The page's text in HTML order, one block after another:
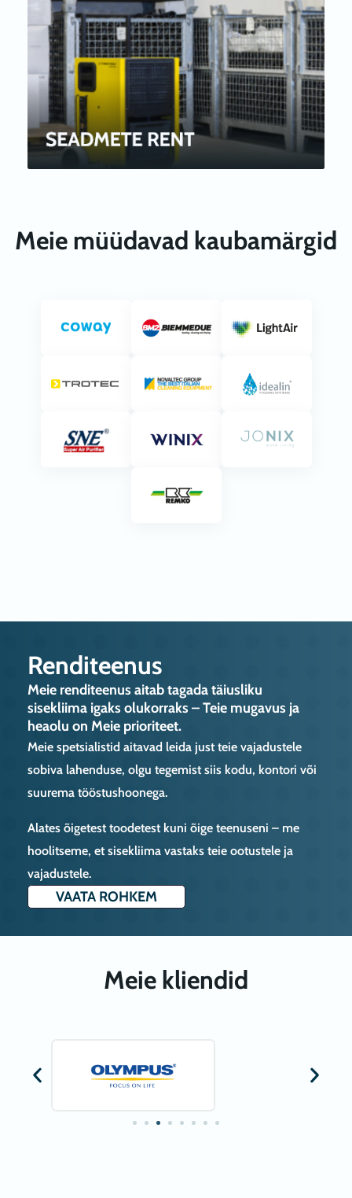
Meie müüdavad kaubamärgid
Renditeenus
Meie renditeenus aitab tagada täiusliku
sisekliima igaks olukorraks – Teie mugavus ja
heaolu on Meie prioriteet.
Meie spetsialistid aitavad leida just teie vajadustele
sobiva lahenduse, olgu tegemist siis kodu, kontori või
suurema tööstushoonega.
Alates õigetest toodetest kuni õige teenuseni – me
hoolitseme, et sisekliima vastaks teie ootustele ja
vajadustele.
VAATA ROHKEM
Meie kliendid